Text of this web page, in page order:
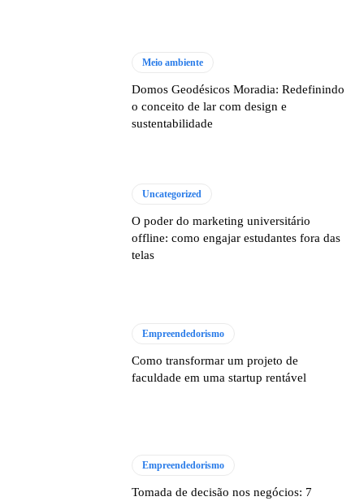
Meio ambiente
Domos Geodésicos Moradia: Redefinindo
o conceito de lar com design e
sustentabilidade
Uncategorized
O poder do marketing universitário
offline: como engajar estudantes fora das
telas
Empreendedorismo
Como transformar um projeto de
faculdade em uma startup rentável
Empreendedorismo
Tomada de decisão nos negócios: 7